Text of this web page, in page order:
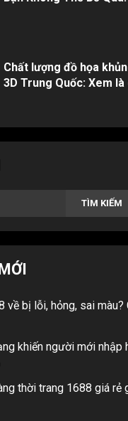
Chất lượng đồ họa
3D Trung Quốc: Xem là
TÌM KIẾM
về bị lỗi, hỏng, sai màu?
khiến người mới nhập
thời trang 1688 giá rẻ